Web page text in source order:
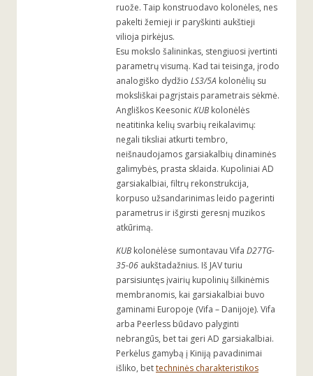
ruože. Taip konstruodavo kolonėles, nes
pakelti žemieji ir paryškinti aukštieji
vilioja pirkėjus.
Esu mokslo šalininkas, stengiuosi įvertinti
parametrų visumą. Kad tai teisinga, įrodo
analogiško dydžio LS3/5A kolonėlių su
moksliškai pagrįstais parametrais sėkmė.
Angliškos KeesonicKUB kolonėlės
neatitinka kelių svarbių reikalavimų:
negali tiksliai atkurti tembro,
neišnaudojamos garsiakalbių dinaminės
galimybės, prasta sklaida. Kupoliniai AD
garsiakalbiai, filtrų rekonstrukcija,
korpuso užsandarinimas leido pagerinti
parametrus ir išgirsti geresnį muzikos
atkūrimą.
KUB kolonėlėse sumontavau Vifa D27TG-
35-06 aukštadažnius. Iš JAV turiu
parsisiuntęs įvairių kupolinių šilkinėmis
membranomis, kai garsiakalbiai buvo
gaminami Europoje (Vifa – Danijoje). Vifa
arba Peerless būdavo palyginti
nebrangūs, bet tai geri AD garsiakalbiai.
Perkėlus gamybą į Kiniją pavadinimai
išliko, bettechninės charakteristikos